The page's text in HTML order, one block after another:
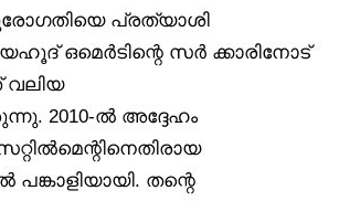
പ്രത്യാശി
ഒമെർടിന്റെ സർ ക്കാരിനോട്
വലിയ
2010-ൽ അദ്ദേഹം
പങ്കാളിയായി. തന്റെ